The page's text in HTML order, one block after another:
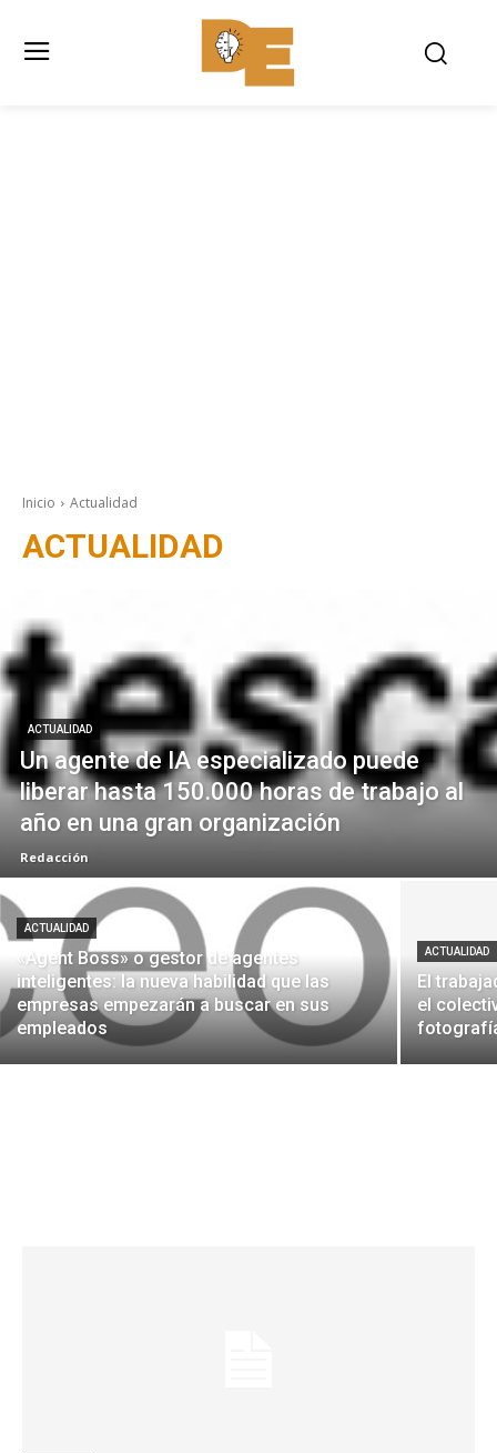
Inicio Actualidad
ACTUALIDAD
ACTUALIDAD
Un agente de IA especializado puede
liberar hasta 150.000 horas de trabajo al
año en una gran organización
Redacción
ACTUALIDAD
«Agent Boss» o gestor de agentes
inteligentes: la nueva habilidad que las
empresas empezarán a buscar en sus
empleados
ACTUALIDAD
El
el